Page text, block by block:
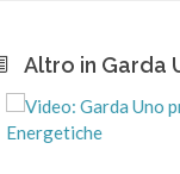
Altro in Garda